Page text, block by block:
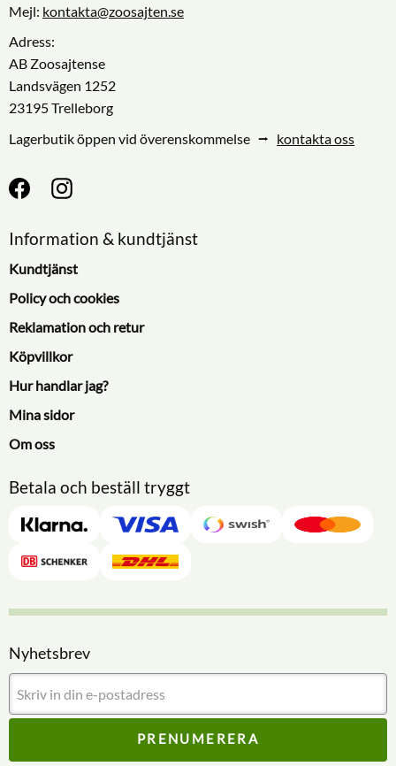
Mejl: kontakta@zoosajten.se
Adress:
AB Zoosajtense
Landsvägen 1252
23195 Trelleborg
Lagerbutik öppen vid överenskommelse ⭢ kontakta oss
Information & kundtjänst
Kundtjänst
Policy och cookies
Reklamation och retur
Köpvillkor
Hur handlar jag?
Mina sidor
Om oss
Betala och beställ tryggt
Nyhetsbrev
PRENUMERERA